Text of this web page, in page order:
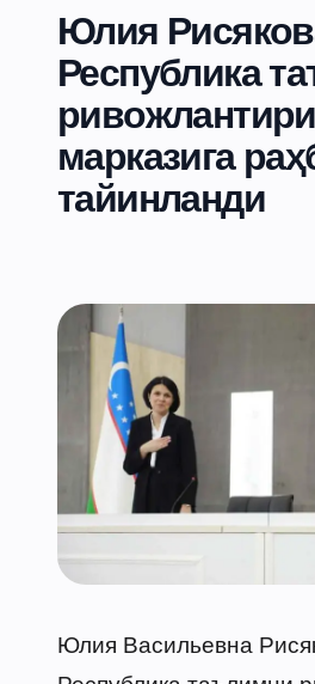
Юлия
Республика
марказига
тайинланди
Юлия Васильевна